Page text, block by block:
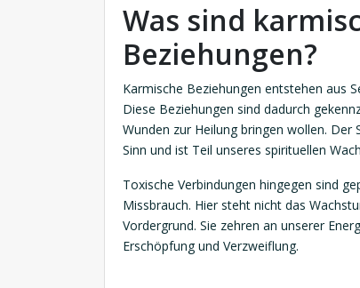
Was sind
Beziehungen?
Karmische Beziehungen entstehen aus
Diese Beziehungen sind dadurch
Wunden zur Heilung bringen wollen.
Sinn und ist Teil unseres spirituellen
Toxische Verbindungen hingegen sind
Missbrauch. Hier steht nicht das
Vordergrund. Sie zehren an unserer
Erschöpfung und Verzweiflung.